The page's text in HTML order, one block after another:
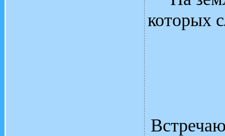
которых